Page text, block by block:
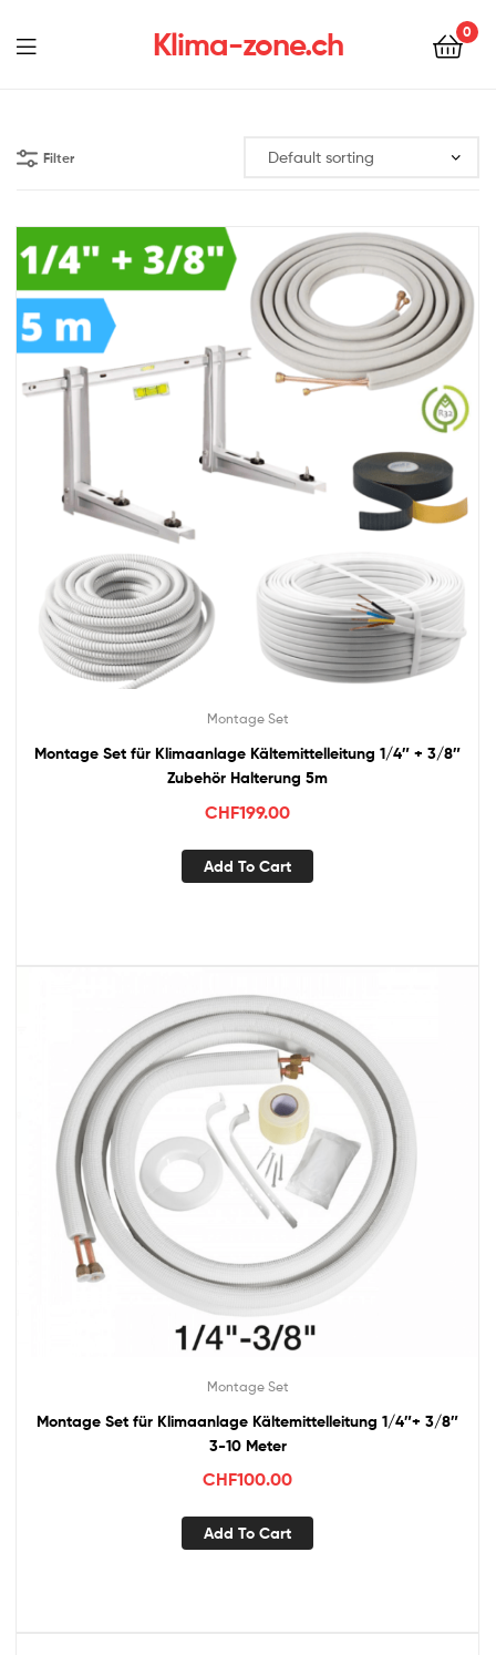
Klima-zone.ch 0
Filter
Montage Set
Montage Set für Klimaanlage Kältemittelleitung 1/4″ + 3/8″
Zubehör Halterung 5m
CHF199.00
Add To Cart
Montage Set
Montage Set für Klimaanlage Kältemittelleitung 1/4″+ 3/8″
3-10 Meter
CHF100.00
Add To Cart